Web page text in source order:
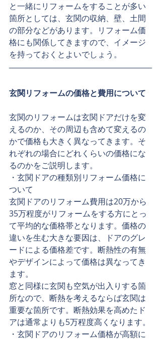
と一緒にリフォームをすることが多い
箇所としては、玄関の収納、壁、土間
の部分などがあります。リフォーム価
格にも関係してきますので、イメージ
を持っておくとよいでしょう。
玄関リフォームの価格と費用について
玄関のリフォームは玄関ドアだけを変
えるのか、その周辺も含めて変えるの
かで価格も大きく異なってきます。そ
れぞれの場合にどれくらいの価格にな
るのかをご説明します。
・玄関ドアの種類別リフォーム価格に
ついて
玄関ドアのリフォーム費用は20万から
35万程度がリフォームをする方にとっ
て平均的な価格帯となります。価格の
違いを生む大きな要因は、ドアのグレ
ードによる価格差です。断熱性の有無
やデザインによって価格は異なってき
ます。
窓と同様に玄関も空気が出入りする箇
所なので、断熱を考えるならば玄関は
重要な箇所です。断熱効果を高めたド
アは通常よりも5万程度高くなります。
・玄関ドアのリフォーム価格が高額に